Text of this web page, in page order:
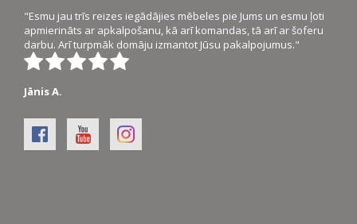
"Esmu jau trīs reizes iegādājies mēbeles pie Jums un esmu ļoti
apmierināts ar apkalpošanu, kā arī komandas, tā arī ar šoferu
darbu. Arī turpmāk domāju izmantot Jūsu pakalpojumus."
Jānis A.